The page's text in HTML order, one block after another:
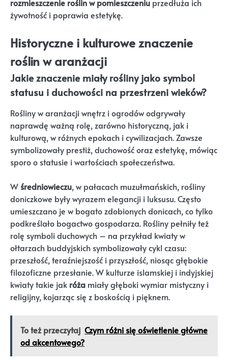
rozmieszczenie roślin w pomieszczeniu przedłuża ich
żywotność i poprawia estetykę.
Historyczne i kulturowe znaczenie
roślin w aranżacji
Jakie znaczenie miały rośliny jako symbol
statusu i duchowości na przestrzeni wieków?
Rośliny w aranżacji wnętrz i ogrodów odgrywały
naprawdę ważną rolę, zarówno historyczną, jak i
kulturową, w różnych epokach i cywilizacjach. Zawsze
symbolizowały prestiż, duchowość oraz estetykę, mówiąc
sporo o statusie i wartościach społeczeństwa.
W średniowieczu, w pałacach muzułmańskich, rośliny
doniczkowe były wyrazem elegancji i luksusu. Często
umieszczano je w bogato zdobionych donicach, co tylko
podkreślało bogactwo gospodarza. Rośliny pełniły też
rolę symboli duchowych – na przykład kwiaty w
ołtarzach buddyjskich symbolizowały cykl czasu:
przeszłość, teraźniejszość i przyszłość, niosąc głębokie
filozoficzne przesłanie. W kulturze islamskiej i indyjskiej
kwiaty takie jak róża miały głęboki wymiar mistyczny i
religijny, kojarząc się z boskością i pięknem.
To też przeczytaj Czym różni się oświetlenie główne
od akcentowego?